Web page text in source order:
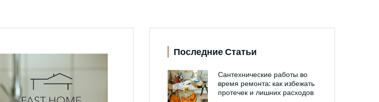
Последние Статьи
Сантехнические работы во
время ремонта: как избежать
протечек и лишних расходов